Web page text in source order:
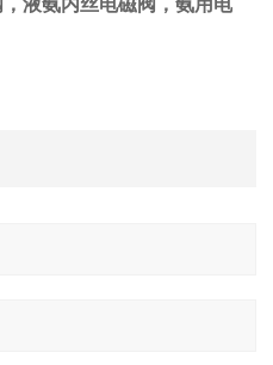
液氨内丝电磁阀，氨用电